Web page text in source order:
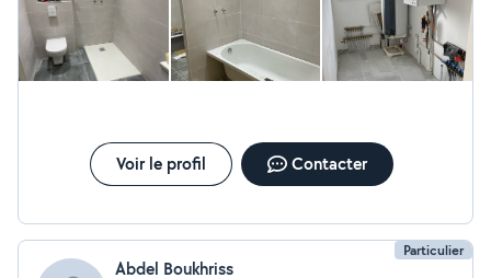
Voir le profil Contacter
Particulier
Abdel Boukhriss